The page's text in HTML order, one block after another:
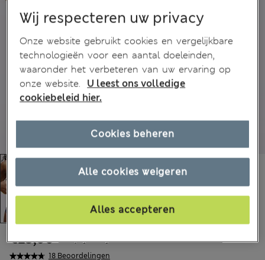
18 Beoordelingen
€23,00 Alle prijzen zijn inclusief btw en invoerrechten
Wij respecteren uw privacy
Onze website gebruikt cookies en vergelijkbare
technologieën voor een aantal doeleinden,
waaronder het verbeteren van uw ervaring op
onze website.
U leest ons volledige
cookiebeleid hier.
Alle cookies weigeren
Alles accepteren
Cookies beheren